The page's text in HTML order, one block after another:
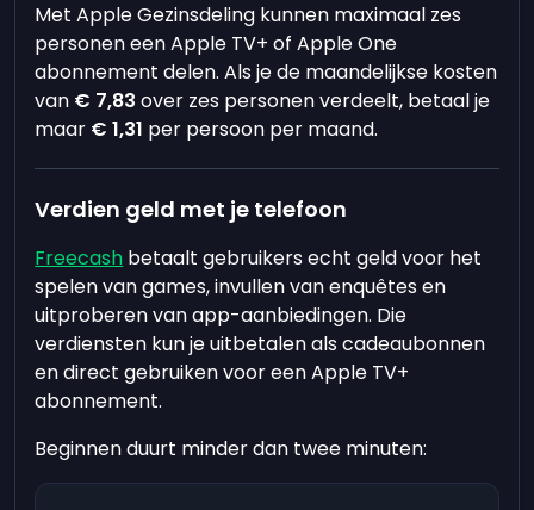
Met Apple Gezinsdeling kunnen maximaal zes
personen een Apple TV+ of Apple One
abonnement delen. Als je de maandelijkse kosten
van € 7,83 over zes personen verdeelt, betaal je
maar € 1,31 per persoon per maand.
Verdien geld met je telefoon
Freecash betaalt gebruikers echt geld voor het
spelen van games, invullen van enquêtes en
uitproberen van app-aanbiedingen. Die
verdiensten kun je uitbetalen als cadeaubonnen
en direct gebruiken voor een Apple TV+
abonnement.
Beginnen duurt minder dan twee minuten: